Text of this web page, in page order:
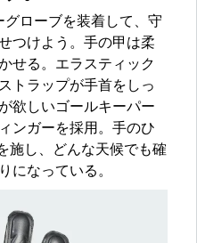
グローブを装着して、守
つけよう。手の甲は柔
せる。エラスティック
トラップが手首をしっ
欲しいゴールキーパー
ンガーを採用。手のひ
施し、どんな天候でも確
になっている。